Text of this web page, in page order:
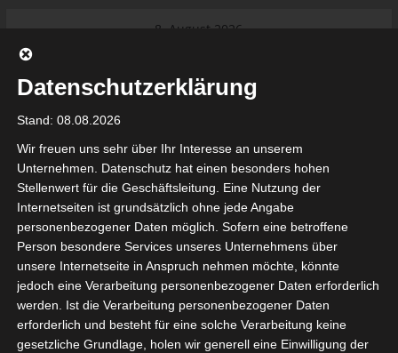
8. August 2026
beginnt am 22. und 23. August
2026 (Update)
Meisterschaft an
Ligue 1 Pro: Spielplan der ersten 15
Spieltage der Saison 2026/2027
Ligue 2 Pro Tunesien 2026/2027 –
Saison beginnt am am 19./20.
September 2026
Internationaler Sportgerichtshof
lehnt Eilverfahren ab – AS Soliman
steuert auf die Ligue 2 zu
tunesienfussball.de
Tunesien Ligafußball
Datenschutzerklärung
Stand: 08.08.2026
Wir freuen uns sehr über Ihr Interesse an unserem
Unternehmen. Datenschutz hat einen besonders hohen
Stellenwert für die Geschäftsleitung. Eine Nutzung der
Internetseiten ist grundsätzlich ohne jede Angabe
personenbezogener Daten möglich. Sofern eine betroffene
Person besondere Services unseres Unternehmens über
unsere Internetseite in Anspruch nehmen möchte, könnte
jedoch eine Verarbeitung personenbezogener Daten erforderlich
werden. Ist die Verarbeitung personenbezogener Daten
erforderlich und besteht für eine solche Verarbeitung keine
gesetzliche Grundlage, holen wir generell eine Einwilligung der